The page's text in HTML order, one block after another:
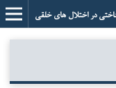
در اختلال های خلقی